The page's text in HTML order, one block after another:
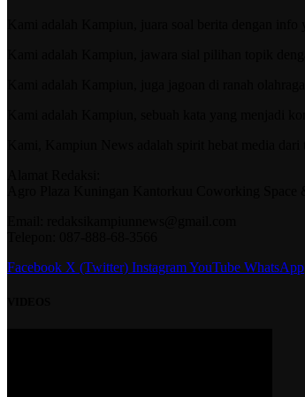
Facebook X (Twitter) InstagramYouTube WhatsApp